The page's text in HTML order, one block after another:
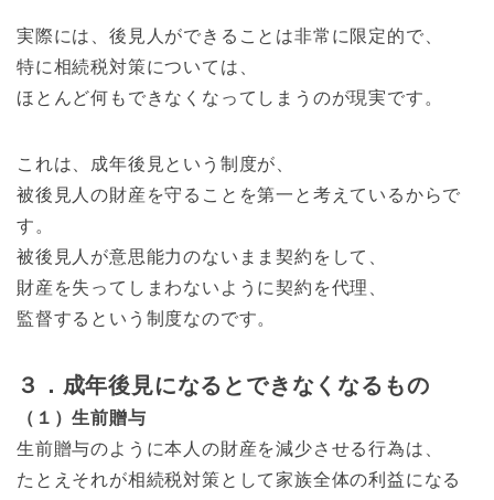
実際には、後見人ができることは非常に限定的で、
特に相続税対策については、
ほとんど何もできなくなってしまうのが現実です。
これは、成年後見という制度が、
被後見人の財産を守ることを第一と考えているからで
す。
被後見人が意思能力のないまま契約をして、
財産を失ってしまわないように契約を代理、
監督するという制度なのです。
３．成年後見になるとできなくなるもの
（１）生前贈与
生前贈与のように本人の財産を減少させる行為は、
たとえそれが相続税対策として家族全体の利益になる